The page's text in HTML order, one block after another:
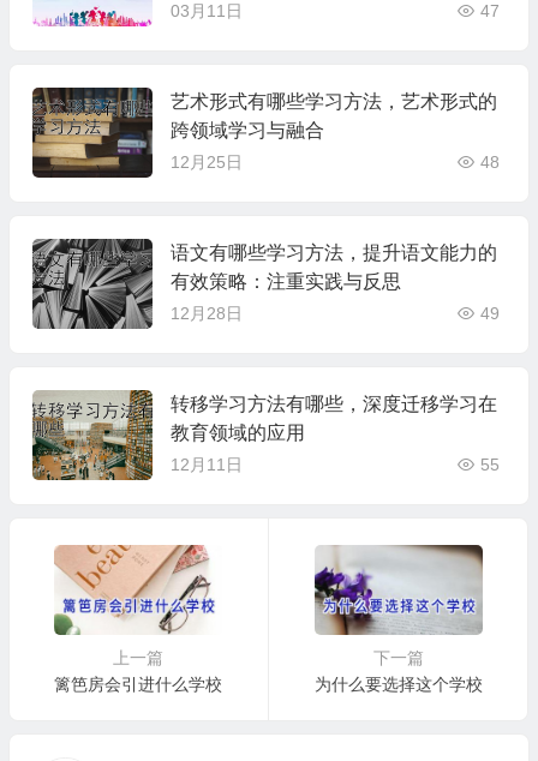
03月11日 47
艺术形式有哪些学习方法，艺术形式的
跨领域学习与融合
12月25日 48
语文有哪些学习方法，提升语文能力的
有效策略：注重实践与反思
12月28日 49
转移学习方法有哪些，深度迁移学习在
教育领域的应用
12月11日 55
上一篇
篱笆房会引进什么学校
下一篇
为什么要选择这个学校